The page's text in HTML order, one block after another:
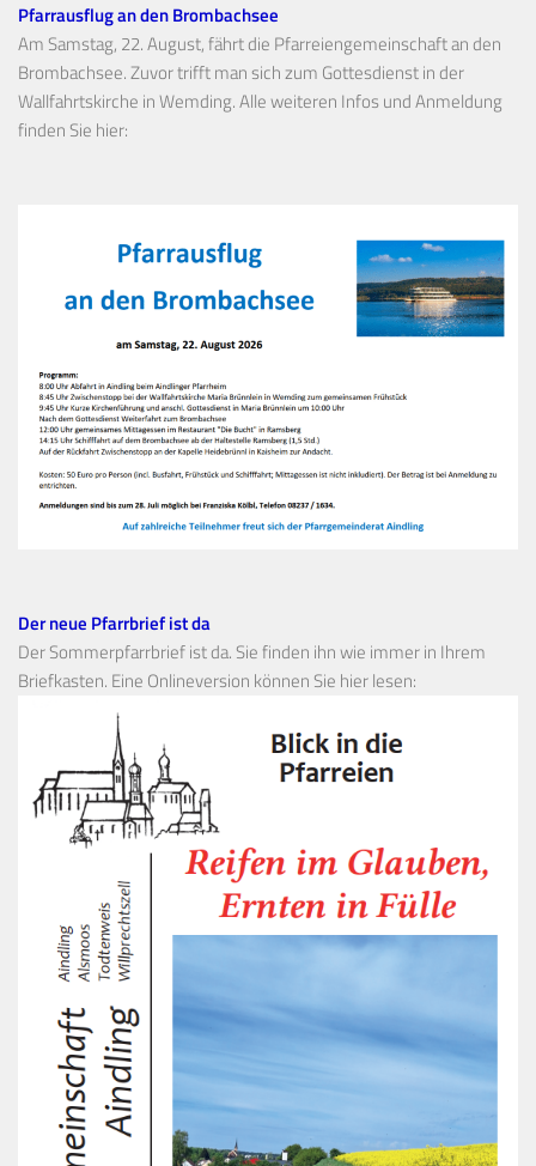
Pfarrausflug an den Brombachsee
Am Samstag, 22. August, fährt die Pfarreiengemeinschaft an den
Brombachsee. Zuvor trifft man sich zum Gottesdienst in der
Wallfahrtskirche in Wemding. Alle weiteren Infos und Anmeldung
finden Sie hier:
Der neue Pfarrbrief ist da
Der Sommerpfarrbrief ist da. Sie finden ihn wie immer in Ihrem
Briefkasten. Eine Onlineversion können Sie hier lesen: